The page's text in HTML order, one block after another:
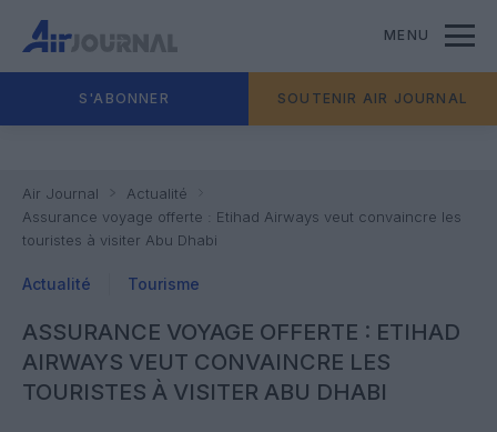
MENU
S'ABONNER SOUTENIR AIR JOURNAL
Air Journal
Actualité
Assurance voyage offerte : Etihad Airways veut convaincre les
touristes à visiter Abu Dhabi
Actualité Tourisme
ASSURANCE VOYAGE OFFERTE : ETIHAD
AIRWAYS VEUT CONVAINCRE LES
TOURISTES À VISITER ABU DHABI